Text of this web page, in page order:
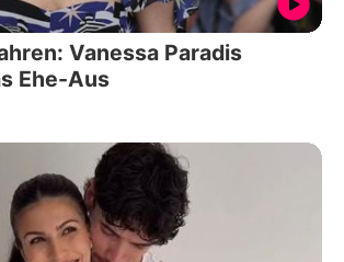
Vanessa Paradis
Ehe-Aus